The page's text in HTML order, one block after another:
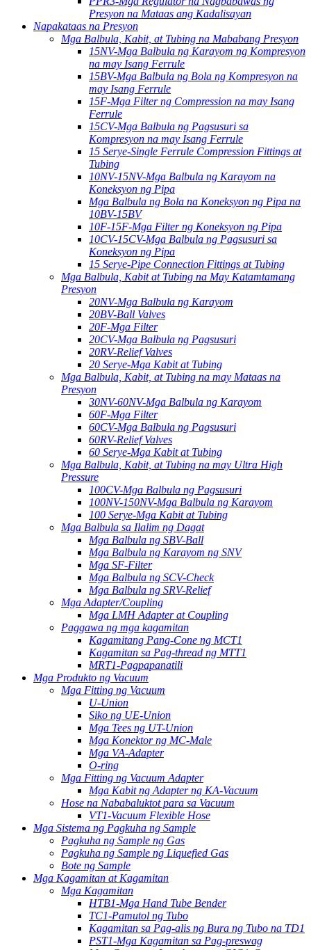
Presyon na Mataas ang Kadalisayan
Napakataas na Presyon
Mga Balbula, Kabit, at Tubing na Mababang Presyon
15NV-Mga Balbula ng Karayom ​​ng Kompresyon
na may Isang Ferrule
15BV-Mga Balbula ng Bola ng Kompresyon na
may Isang Ferrule
15F-Mga Filter ng Compression na may Isang
Ferrule
15CV-Mga Balbula ng Pagsusuri sa
Kompresyon na may Isang Ferrule
15 Serye-Single Ferrule Compression Fittings at
Tubing
10NV-15NV-Mga Balbula ng Karayom ​​na
Koneksyon ng Pipa
Mga Balbula ng Bola na Koneksyon ng Pipa na
10BV-15BV
10F-15F-Mga Filter ng Koneksyon ng Pipa
10CV-15CV-Mga Balbula ng Pagsusuri sa
Koneksyon ng Pipa
15 Serye-Pipe Connection Fittings at Tubing
Mga Balbula, Kabit at Tubing na May Katamtamang
Presyon
20NV-Mga Balbula ng Karayom
20BV-Ball Valves
20F-Mga Filter
20CV-Mga Balbula ng Pagsusuri
20RV-Relief Valves
20 Serye-Mga Kabit at Tubing
Mga Balbula, Kabit, at Tubing na may Mataas na
Presyon
30NV-60NV-Mga Balbula ng Karayom
60F-Mga Filter
60CV-Mga Balbula ng Pagsusuri
60RV-Relief Valves
60 Serye-Mga Kabit at Tubing
Mga Balbula, Kabit, at Tubing na may Ultra High
Pressure
100CV-Mga Balbula ng Pagsusuri
100NV-150NV-Mga Balbula ng Karayom
100 Serye-Mga Kabit at Tubing
Mga Balbula sa Ilalim ng Dagat
Mga Balbula ng SBV-Ball
Mga Balbula ng Karayom ​​ng SNV
Mga SF-Filter
Mga Balbula ng SCV-Check
Mga Balbula ng SRV-Relief
Mga Adapter/Coupling
Mga LMH Adapter at Coupling
Paggawa ng mga kagamitan
Kagamitang Pang-Cone ng MCT1
Kagamitan sa Pag-thread ng MTT1
MRT1-Pagpapanatili
Mga Produkto ng Vacuum
Mga Fitting ng Vacuum
U-Union
Siko ng UE-Union
Mga Tees ng UT-Union
Mga Konektor ng MC-Male
Mga VA-Adapter
O-ring
Mga Fitting ng Vacuum Adapter
Mga Kabit ng Adapter ng KA-Vacuum
Hose na Nababaluktot para sa Vacuum
VT1-Vacuum Flexible Hose
Mga Sistema ng Pagkuha ng Sample
Pagkuha ng Sample ng Gas
Pagkuha ng Sample ng Liquefied Gas
Bote ng Sample
Mga Kagamitan at Kagamitan
Mga Kagamitan
HTB1-Mga Hand Tube Bender
TC1-Pamutol ng Tubo
Kagamitan sa Pag-alis ng Bura ng Tubo na TD1
PST1-Mga Kagamitan sa Pag-preswag